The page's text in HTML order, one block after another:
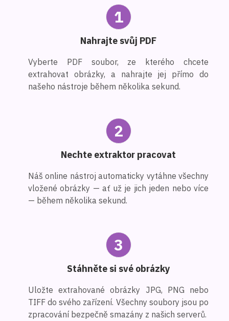
1
Nahrajte svůj PDF
Vyberte PDF soubor, ze kterého chcete
extrahovat obrázky, a nahrajte jej přímo do
našeho nástroje během několika sekund.
2
Nechte extraktor pracovat
Náš online nástroj automaticky vytáhne všechny
vložené obrázky — ať už je jich jeden nebo více
— během několika sekund.
3
Stáhněte si své obrázky
Uložte extrahované obrázky JPG, PNG nebo
TIFF do svého zařízení. Všechny soubory jsou po
zpracování bezpečně smazány z našich serverů.